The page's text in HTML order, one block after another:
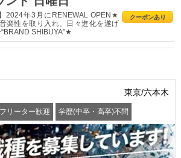
クーポンあり
2024年3月にRENEWAL OPEN★
楽性を取り入れ、日々進化を遂げ
SHIBUYA”★
東京/六本木
フリーター歓迎 学歴(中卒・高卒)不問
支給